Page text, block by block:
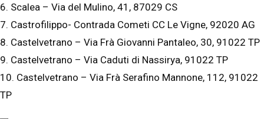
6. Scalea – Via del Mulino, 41, 87029 CS
7. Castrofilippo- Contrada Cometi CC Le Vigne, 92020 AG
8. Castelvetrano – Via Frà Giovanni Pantaleo, 30, 91022 TP
9. Castelvetrano – Via Caduti di Nassirya, 91022 TP
10. Castelvetrano – Via Frà Serafino Mannone, 112, 91022
TP